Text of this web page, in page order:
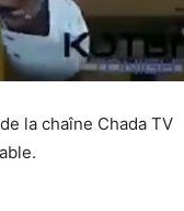
la chaîne Chada TV